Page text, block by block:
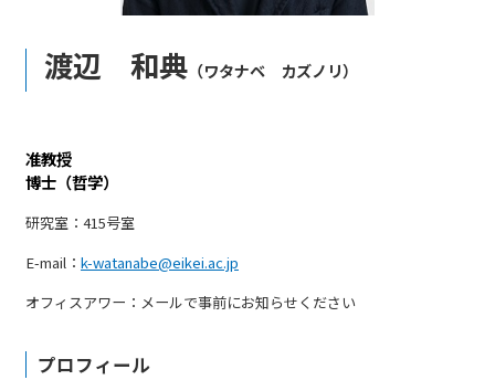
渡辺 和典 （ワタナベ カズノリ）
准教授
博士（哲学）
研究室：415号室
E-mail： k-watanabe@eikei.ac.jp
オフィスアワー：メールで事前にお知らせください
プロフィール